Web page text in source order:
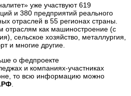
уже участвуют 619
и 380 предприятий реального
отраслей в 55 регионах страны.
отраслям как машиностроение (с
сельское хозяйство, металлургия,
и многие другие.
о федпроекте
и компаниях-участниках
то всю информацию можно